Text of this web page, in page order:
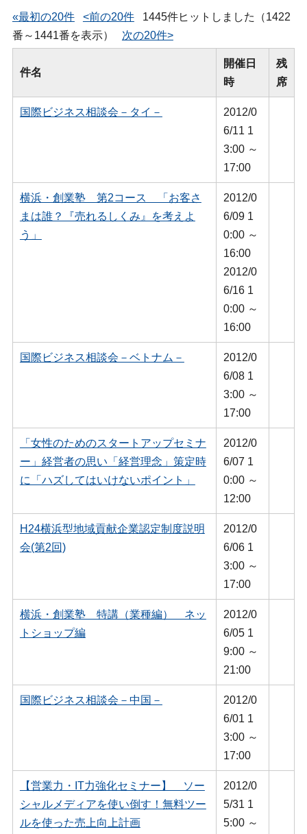
«最初の20件 <前の20件
1445件ヒットしました（1422
番～1441番を表示）
次の20件>
件名
開催日
時
残
席
国際ビジネス相談会－タイ－
2012/0
6/11 1
3:00 ～
17:00
横浜・創業塾 第2コース 「お客さ
まは誰？『売れるしくみ』を考えよ
う」
2012/0
6/09 1
0:00 ～
16:00
2012/0
6/16 1
0:00 ～
16:00
国際ビジネス相談会－ベトナム－
2012/0
6/08 1
3:00 ～
17:00
「女性のためのスタートアップセミナ
ー」経営者の思い「経営理念」策定時
に「ハズしてはいけないポイント」
2012/0
6/07 1
0:00 ～
12:00
H24横浜型地域貢献企業認定制度説明
会(第2回)
2012/0
6/06 1
3:00 ～
17:00
横浜・創業塾 特講（業種編） ネッ
トショップ編
2012/0
6/05 1
9:00 ～
21:00
国際ビジネス相談会－中国－
2012/0
6/01 1
3:00 ～
17:00
【営業力・IT力強化セミナー】 ソー
シャルメディアを使い倒す！無料ツー
ルを使った売上向上計画
2012/0
5/31 1
5:00 ～